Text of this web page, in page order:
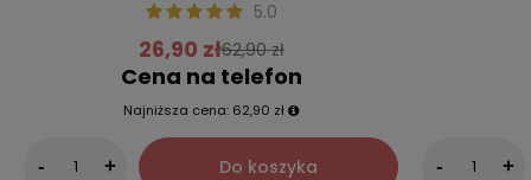
5.0
26,90 zł62,90 zł
Cena na telefon
Najniższa cena: 62,90 zł
- + Do koszyka - +